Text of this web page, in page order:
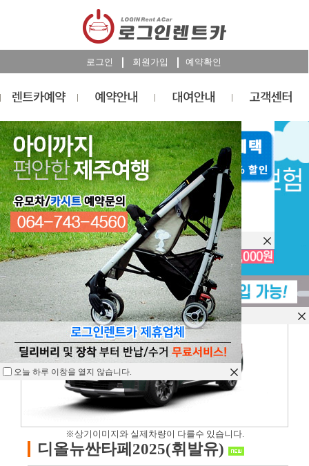
로그인 회원가입 예약확인
렌트카예약
RESERVATION
렌트카 예약하기
※상기이미지와 실제차량이 다를수 있습니다.
디올뉴싼타페2025(휘발유)
오늘 하루 이창을 열지 않습니다.
오늘 하루 이창을 열지 않습니다.
오늘 하루 이창을 열지 않습니다.
오늘 하루 이창을 열지 않습니다.